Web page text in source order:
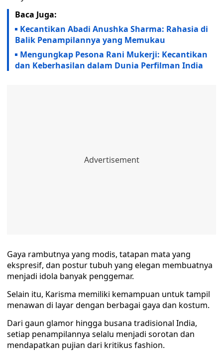
Baca Juga:
Kecantikan Abadi Anushka Sharma: Rahasia di
Balik Penampilannya yang Memukau
Mengungkap Pesona Rani Mukerji: Kecantikan
dan Keberhasilan dalam Dunia Perfilman India
Gaya rambutnya yang modis, tatapan mata yang
ekspresif, dan postur tubuh yang elegan membuatnya
menjadi idola banyak penggemar.
Selain itu, Karisma memiliki kemampuan untuk tampil
menawan di layar dengan berbagai gaya dan kostum.
Dari gaun glamor hingga busana tradisional India,
setiap penampilannya selalu menjadi sorotan dan
mendapatkan pujian dari kritikus fashion.